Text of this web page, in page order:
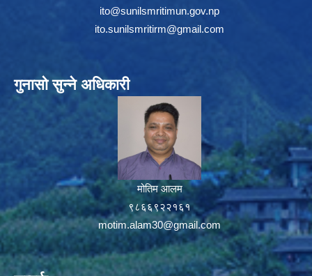
ito@sunilsmritimun.gov.np
ito.sunilsmritirm@gmail.com
गुनासो सुन्ने अधिकारी
मोतिम आलम
९८६६९२२१६१
motim.alam30@gmail.com